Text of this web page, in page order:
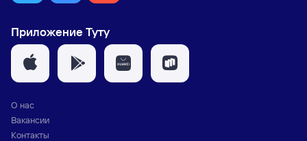
Приложение Туту
О нас
Вакансии
Контакты